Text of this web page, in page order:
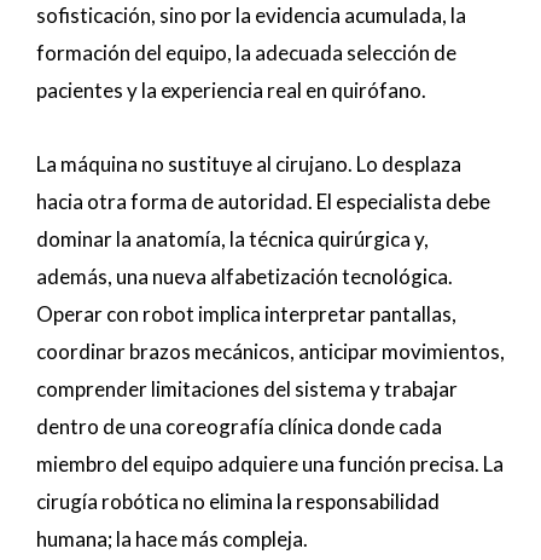
sofisticación, sino por la evidencia acumulada, la
formación del equipo, la adecuada selección de
pacientes y la experiencia real en quirófano.
La máquina no sustituye al cirujano. Lo desplaza
hacia otra forma de autoridad. El especialista debe
dominar la anatomía, la técnica quirúrgica y,
además, una nueva alfabetización tecnológica.
Operar con robot implica interpretar pantallas,
coordinar brazos mecánicos, anticipar movimientos,
comprender limitaciones del sistema y trabajar
dentro de una coreografía clínica donde cada
miembro del equipo adquiere una función precisa. La
cirugía robótica no elimina la responsabilidad
humana; la hace más compleja.